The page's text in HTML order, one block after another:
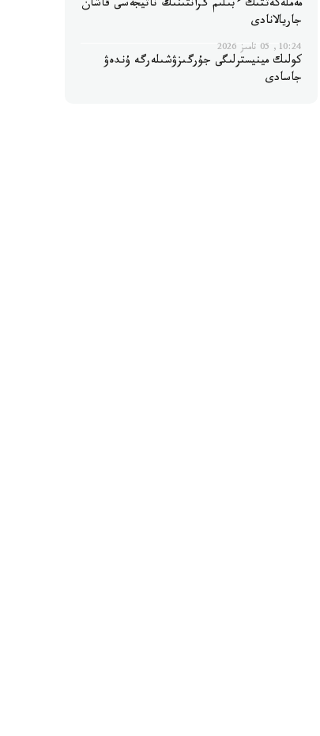
مەملەكەتتىك ءبىلىم گرانتىنىڭ ناتيجەسى قاشان
جاريالانادى
10:24, 05 تامىز 2026
كولىك مينيسترلىگى جۇرگىزۋشىلەرگە ۇندەۋ
جاسادى